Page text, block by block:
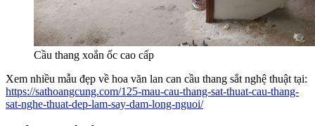
Cầu thang xoắn ốc cao cấp
Xem nhiều mẫu đẹp về hoa văn lan can cầu thang sắt nghệ thuật tại:
https://sathoangcung.com/125-mau-cau-thang-sat-thuat-cau-thang-
sat-nghe-thuat-dep-lam-say-dam-long-nguoi/